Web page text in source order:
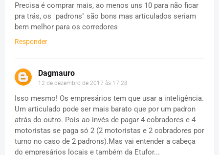
Precisa é comprar mais, ao menos uns 10 para não ficar
pra trás, os "padrons" são bons mas articulados seriam
bem melhor para os corredores
Responder
Dagmauro
12 de dezembro de 2017 às 17:28
Isso mesmo! Os empresários tem que usar a inteligência.
Um articulado pode ser mais barato que por um padron
atrás do outro. Pois ao invés de pagar 4 cobradores e 4
motoristas se paga só 2 (2 motoristas e 2 cobradores por
turno no caso de 2 padrons).Mas vai entender a cabeça
do empresários locais e também da Etufor...